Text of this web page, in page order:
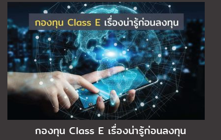
กองทุน Class E เรื่องน่ารู้ก่อนลงทุน